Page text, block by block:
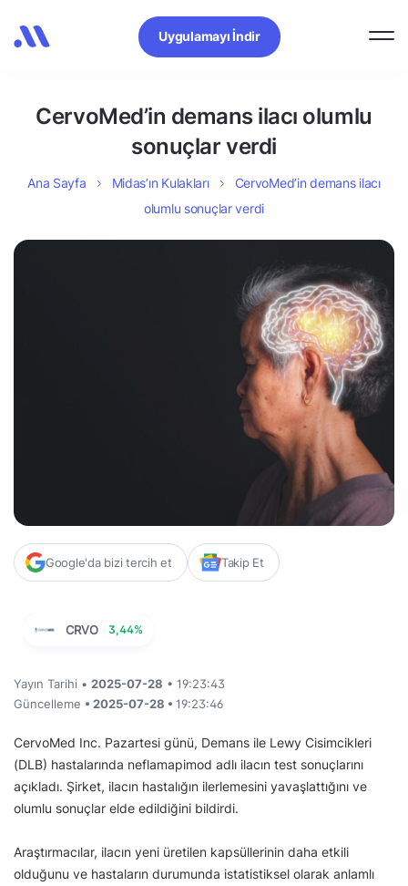
Uygulamayı İndir
CervoMed’in demans ilacı olumlu
sonuçlar verdi
Ana Sayfa Midas’ın Kulakları
CervoMed’in demans ilacı
olumlu sonuçlar verdi
Google'da bizi tercih et Takip Et
CRVO 3,44%
Yayın Tarihi • 2025-07-28 • 19:23:43
Güncelleme • 2025-07-28 • 19:23:46
CervoMed Inc. Pazartesi günü, Demans ile Lewy Cisimcikleri
(DLB) hastalarında neflamapimod adlı ilacın test sonuçlarını
açıkladı. Şirket, ilacın hastalığın ilerlemesini yavaşlattığını ve
olumlu sonuçlar elde edildiğini bildirdi.
Araştırmacılar, ilacın yeni üretilen kapsüllerinin daha etkili
olduğunu ve hastaların durumunda istatistiksel olarak anlamlı